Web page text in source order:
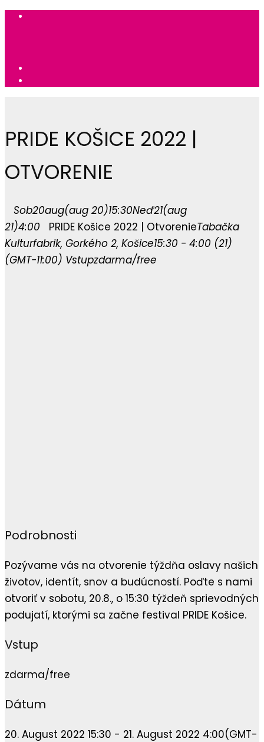
PRIDE KOŠICE 2022 |
OTVORENIE
Sob20aug(aug 20)15:30Neď21(aug
21)4:00 PRIDE Košice 2022 | OtvorenieTabačka
Kulturfabrik, Gorkého 2, Košice15:30 - 4:00 (21)
(GMT-11:00) Vstupzdarma/free
Podrobnosti
Pozývame vás na otvorenie týždňa oslavy našich
životov, identít, snov a budúcností. Poďte s nami
otvoriť v sobotu, 20.8., o 15:30 týždeň sprievodných
podujatí, ktorými sa začne festival PRIDE Košice.
Vstup
zdarma/free
Dátum
20. August 2022 15:30 - 21. August 2022 4:00(GMT-